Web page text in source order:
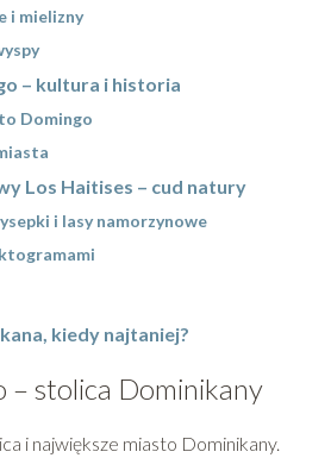
i mielizny
– kultura i historia
Domingo
Los Haitises – cud natury
i lasy namorzynowe
kiedy najtaniej?
– stolica Dominikany
i największe miasto Dominikany.